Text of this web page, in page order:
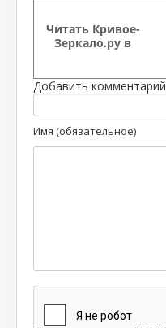
Читать Кривое-
Зеркало.ру в
Добавить комментарий
Имя (обязательное)